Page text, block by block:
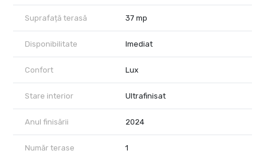
si principalele artere centrale ale Capitalei.
Pretul listat nu include TVA de 21%.
Comision 0% cumparator.
Suprafață terasă 37 mp
Disponibilitate Imediat
Confort Lux
Stare interior Ultrafinisat
Anul finisării 2024
Număr terase 1